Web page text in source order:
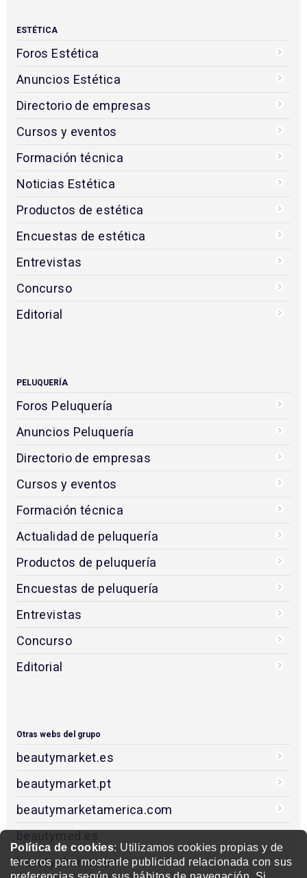
Política de cookies: Utilizamos cookies propias y de
terceros para mostrarle publicidad relacionada con sus
ESTÉTICA
Foros Estética
Anuncios Estética
Directorio de empresas
Cursos y eventos
Formación técnica
Noticias Estética
Productos de estética
Encuestas de estética
Entrevistas
Concurso
Editorial
PELUQUERÍA
Foros Peluquería
Anuncios Peluquería
Directorio de empresas
Cursos y eventos
Formación técnica
Actualidad de peluquería
Productos de peluquería
Encuestas de peluquería
Entrevistas
Concurso
Editorial
Otras webs del grupo
beautymarket.es
beautymarket.pt
beautymarketamerica.com
beautymed.es
beautypharma.es